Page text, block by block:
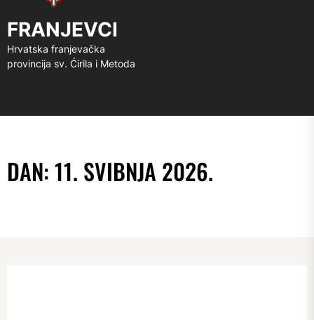
FRANJEVCI
Hrvatska franjevačka
provincija sv. Ćirila i Metoda
DAN:11. SVIBNJA 2026.